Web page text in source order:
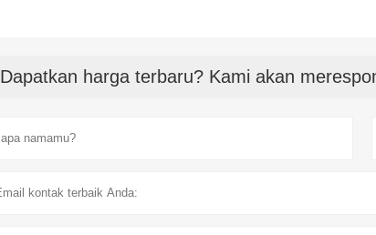
Dapatkan harga terbaru? Kami akan